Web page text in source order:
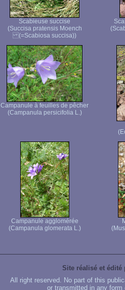
Scabieuse succise
(Succisa pratensis Moench
(=Scabiosa succisa))
Campanule à feuilles de pêcher
(Campanula persicifolia L.)
Campanule agglomérée
(Campanula glomerata L.)
Site réalisé et édité
All right reserved. No part of this
or transmitted in any